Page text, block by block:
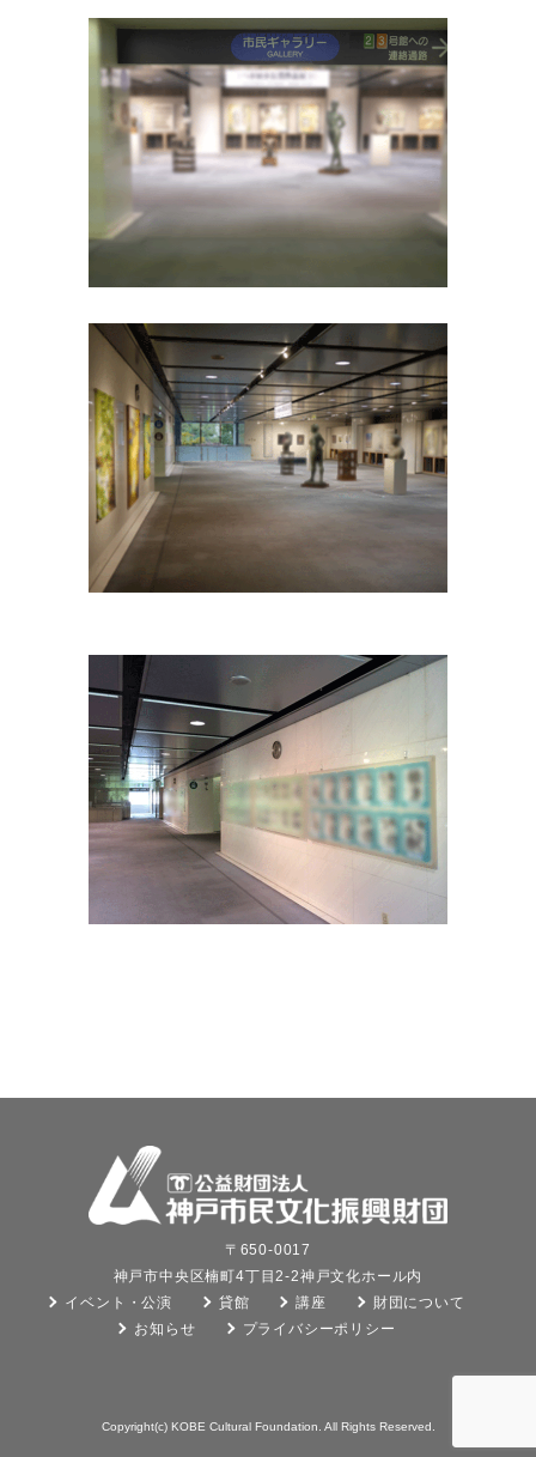
〒650-0017
神戸市中央区楠町4丁目2-2神戸文化ホール内
イベント・公演
貸館 講座
財団について
お知らせ
プライバシーポリシー
Copyright(c) KOBE Cultural Foundation. All Rights Reserved.